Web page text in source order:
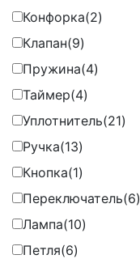
Конфорка(2)
Клапан(9)
Пружина(4)
Таймер(4)
Уплотнитель(21)
Ручка(13)
Кнопка(1)
Переключатель(6)
Лампа(10)
Петля(6)